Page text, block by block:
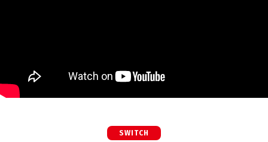
SWITCH